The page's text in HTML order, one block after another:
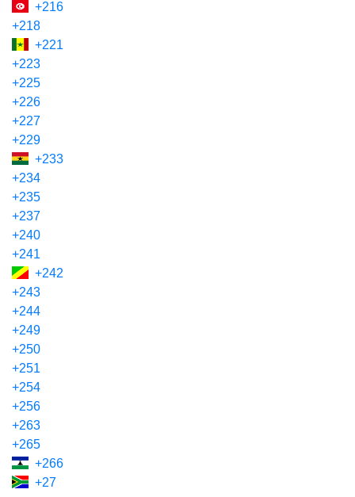
+216
+218
+221
+223
+225
+226
+227
+229
+233
+234
+235
+237
+240
+241
+242
+243
+244
+249
+250
+251
+254
+256
+263
+265
+266
+27